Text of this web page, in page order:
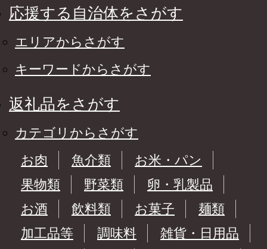
応援する自治体をさがす
エリアからさがす
キーワードからさがす
返礼品をさがす
カテゴリからさがす
お肉
魚介類
お米・パン
果物類
野菜類
卵・乳製品
お酒
飲料類 お菓子
麺類
加工品等
調味料
雑貨・日用品